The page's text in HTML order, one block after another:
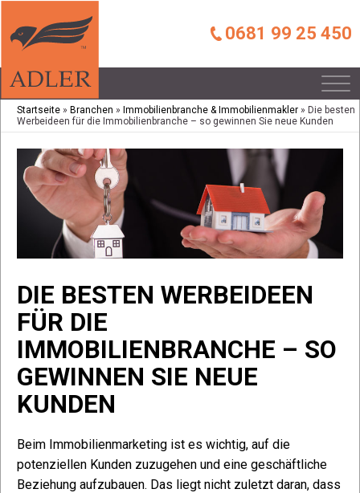
0681 99 25 450
Startseite » Branchen » Immobilienbranche & Immobilienmakler » Die besten
Werbeideen für die Immobilienbranche – so gewinnen Sie neue Kunden
DIE BESTEN WERBEIDEEN
FÜR DIE
IMMOBILIENBRANCHE – SO
GEWINNEN SIE NEUE
KUNDEN
Beim Immobilienmarketing ist es wichtig, auf die
potenziellen Kunden zuzugehen und eine geschäftliche
Beziehung aufzubauen. Das liegt nicht zuletzt daran, dass